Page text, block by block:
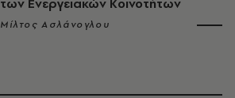
των Ενεργειακών Κοινοτήτων
Μίλτος Ασλάνογλου